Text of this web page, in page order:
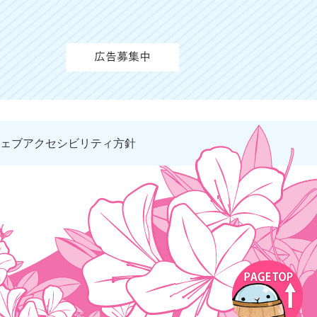
ブアクセシビリティ方針